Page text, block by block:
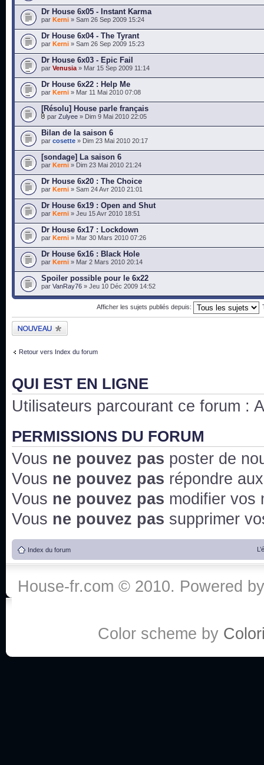
Dr House 6x05 - Instant Karma
par Kerni » Sam 26 Sep 2009 15:24
Dr House 6x04 - The Tyrant
par Kerni » Sam 26 Sep 2009 15:23
Dr House 6x03 - Epic Fail
par Venusia » Mar 15 Sep 2009 11:14
Dr House 6x22 : Help Me
par Kerni » Mar 11 Mai 2010 07:08
[Résolu] House parle français
par Zulyee » Dim 9 Mai 2010 22:05
Bilan de la saison 6
par cosette » Dim 23 Mai 2010 20:17
[sondage] La saison 6
par Kerni » Dim 23 Mai 2010 21:24
Dr House 6x20 : The Choice
par Kerni » Sam 24 Avr 2010 21:01
Dr House 6x19 : Open and Shut
par Kerni » Jeu 15 Avr 2010 18:51
Dr House 6x17 : Lockdown
par Kerni » Mar 30 Mars 2010 07:26
Dr House 6x16 : Black Hole
par Kerni » Mar 2 Mars 2010 20:14
Spoiler possible pour le 6x22
par VanRay76 » Jeu 10 Déc 2009 14:52
Afficher les sujets publiés depuis:
Publier un nouveau
sujet
Retour vers Index du forum
QUI EST EN LIGNE
Utilisateurs parcourant ce forum :
PERMISSIONS DU FORUM
Vous ne pouvez pas poster de
Vous ne pouvez pas répondre
Vous ne pouvez pas modifier vos
Vous ne pouvez pas supprimer
Index du forum
House-fr.com © 2010. Powered
Color scheme by